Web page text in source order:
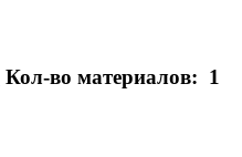
Кол-во материалов: 1